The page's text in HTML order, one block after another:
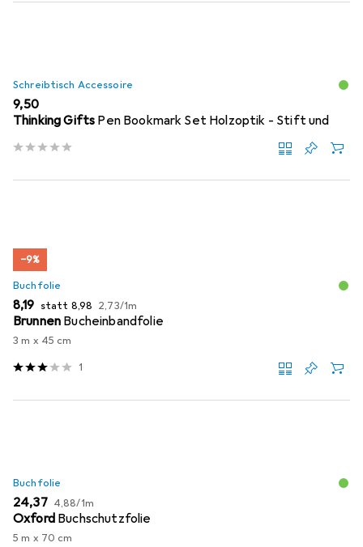
Schreibtisch Accessoire
EUR
9,50
Thinking Gifts Pen Bookmark Set Holzoptik - Stift und
−9%
Buchfolie
EUR
8,19 statt EUR
8,98 EUR
2,73/1m
Brunnen Bucheinbandfolie
3 m x 45 cm
1
Buchfolie
EUR
24,37 EUR
4,88/1m
Oxford Buchschutzfolie
5 m x 70 cm